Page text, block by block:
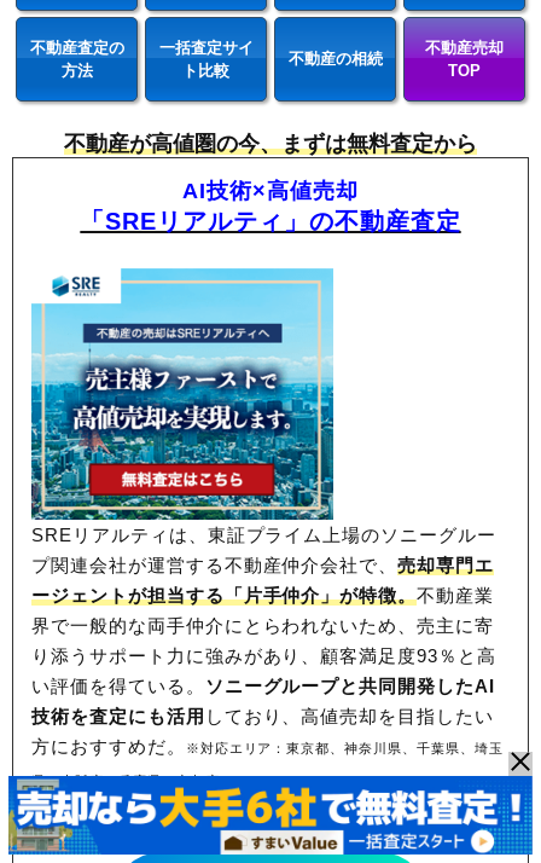
不動産査定の
方法
一括査定サイ
ト比較
不動産の相続
不動産売却
TOP
不動産が高値圏の今、まずは無料査定から
AI技術×高値売却
「SREリアルティ」の不動産査定
SREリアルティは、東証プライム上場のソニーグルー
プ関連会社が運営する不動産仲介会社で、売却専門エ
ージェントが担当する「片手仲介」が特徴。不動産業
界で一般的な両手仲介にとらわれないため、売主に寄
り添うサポート力に強みがあり、顧客満足度93％と高
い評価を得ている。 ソニーグループと共同開発したAI
技術を査定にも活用 しており、高値売却を目指したい
方におすすめだ。
※対応エリア：東京都、神奈川県、千葉県、埼玉
県、大阪府、兵庫県、京都府
東証プライム上場！売却力に定評あり